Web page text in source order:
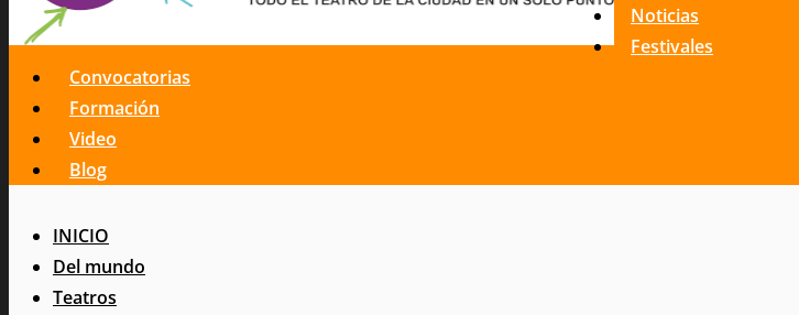
Noticias
Festivales
Convocatorias
Formación
Video
Blog
INICIO
Del mundo
Teatros